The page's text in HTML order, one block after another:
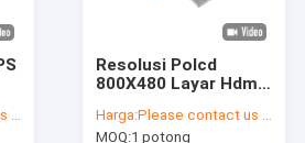
Resolusi Polcd
800X480 Layar Hdmi
Tft Hd
Harga:Please contact us for latest price
MOQ:1 potong